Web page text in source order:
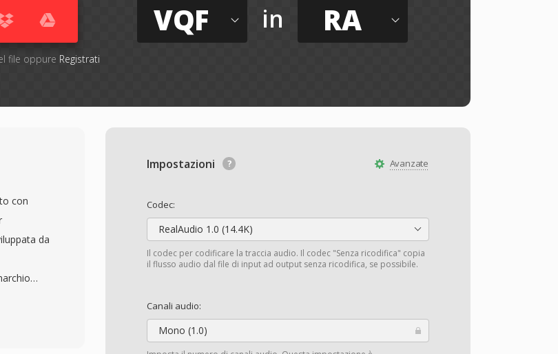
file oppure Registrati
VQF in RA
Avanzate
Impostazioni
Codec:
RealAudio 1.0 (14.4K)
Il codec per codificare la traccia audio. Il codec "Senza ricodifica" copia
il flusso audio dal file di input ad output senza ricodifica, se possibile.
Canali audio:
Mono (1.0)
con
da
del 30-